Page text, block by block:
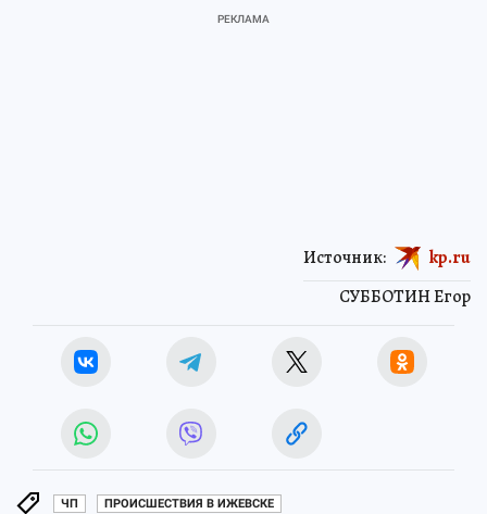
СУББОТИН Егор
Источник: kp.ru
ЧП ПРОИСШЕСТВИЯ В ИЖЕВСКЕ